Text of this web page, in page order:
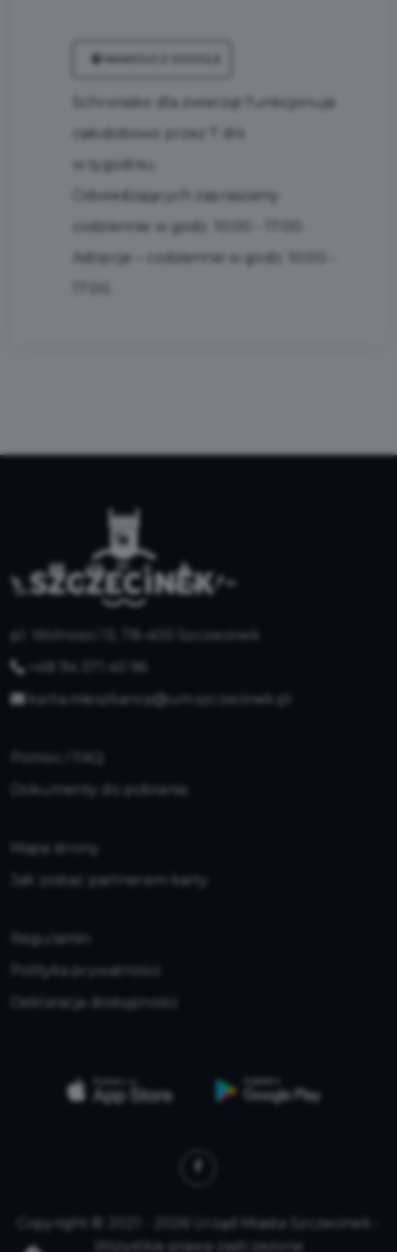
Schronisko dla zwierząt funkcjonuje
całodobowo przez 7 dni
w tygodniu.
Odwiedzających zapraszamy
codziennie w godz. 10:00 - 17:00.
Adopcje – codziennie w godz. 10:00 -
pl. Wolności 13, 78-400 Szczecinek
+48 94 371 40 96
karta.mieszkanca@um.szczecinek.pl
Dokumenty do pobrania
Mapa strony
Jak zostać partnerem karty
Regulamin
Polityka prywatności
Deklaracja dostępności
Copyright © 2021 - 2026 Urząd Miasta Szczecinek -
Wszystkie prawa zastrzeżone